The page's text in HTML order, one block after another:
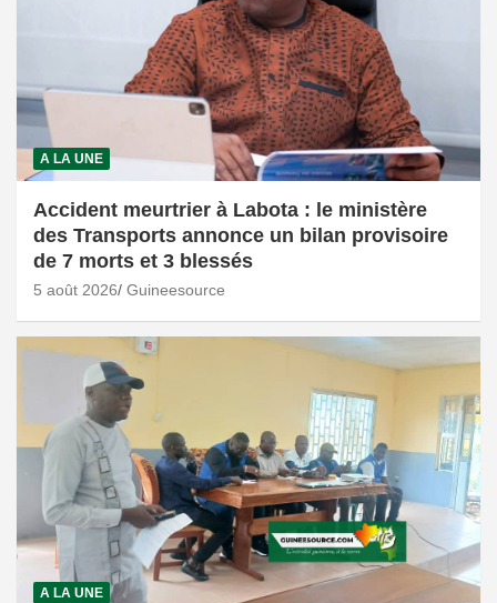
A LA UNE
Accident meurtrier à Labota : le ministère
des Transports annonce un bilan provisoire
de 7 morts et 3 blessés
5 août 2026 Guineesource
A LA UNE